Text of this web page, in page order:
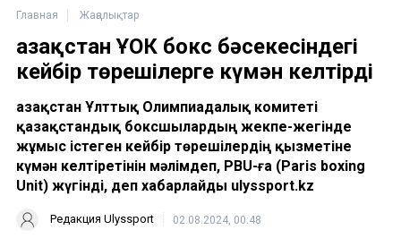
Главная Жаңалықтар
Қазақстан ҰОК бокс бәсекесіндегі
кейбір төрешілерге күмән келтірді
Қазақстан Ұлттық Олимпиадалық комитеті
қазақстандық боксшылардың жекпе-жегінде
жұмыс істеген кейбір төрешілердің қызметіне
күмән келтіретінін мәлімдеп, PBU-ға (Paris boxing
Unit) жүгінді, деп хабарлайды ulyssport.kz
Редакция Ulyssport 02.08.2024, 00:48